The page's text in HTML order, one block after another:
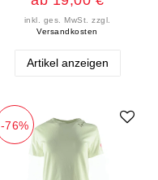
inkl. ges. MwSt.
zzgl.
Versandkosten
Artikel anzeigen
-76%